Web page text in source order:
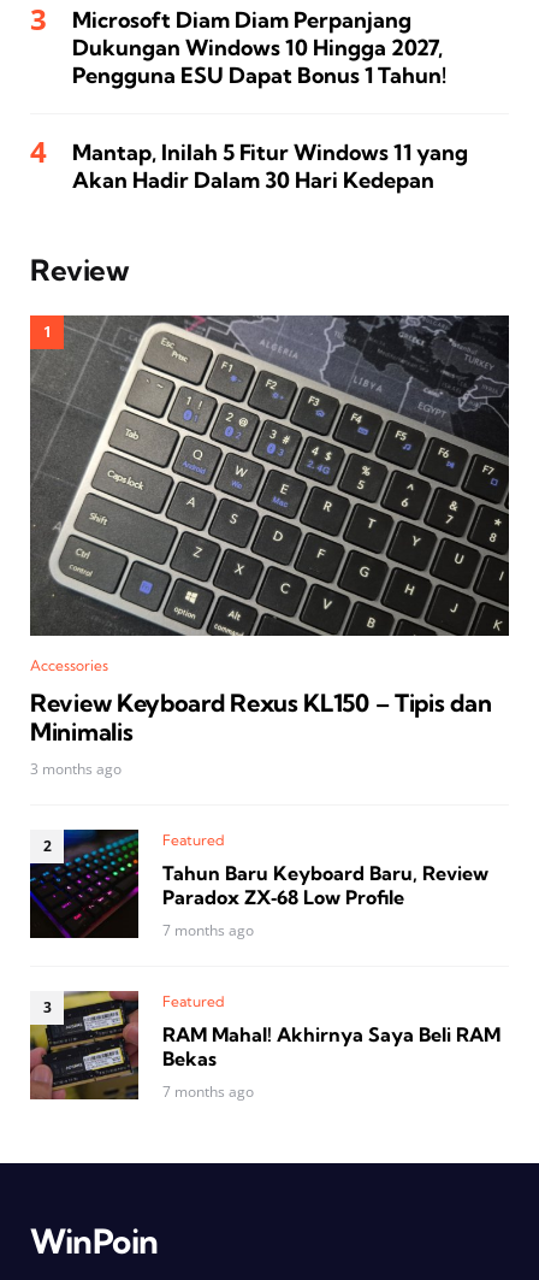
Microsoft Diam Diam Perpanjang
Dukungan Windows 10 Hingga 2027,
Pengguna ESU Dapat Bonus 1 Tahun!
Mantap, Inilah 5 Fitur Windows 11 yang
Akan Hadir Dalam 30 Hari Kedepan
Review
Accessories
Review Keyboard Rexus KL150 – Tipis dan
Minimalis
3 months ago
Featured
Tahun Baru Keyboard Baru, Review
Paradox ZX‑68 Low Profile
7 months ago
Featured
RAM Mahal! Akhirnya Saya Beli RAM
Bekas
7 months ago
WinPoin